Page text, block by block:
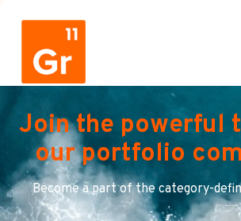
Join the powerful
our portfolio
Become a part of the category-